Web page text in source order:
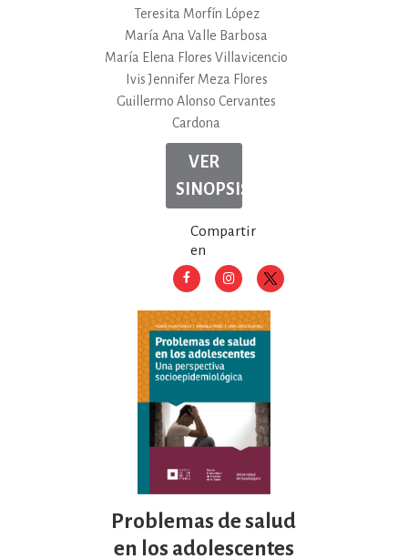
Teresita Morfín López
María Ana Valle Barbosa
María Elena Flores Villavicencio
Ivis Jennifer Meza Flores
Guillermo Alonso Cervantes
Cardona
VER
SINOPSIS
Compartir
en
Problemas de salud
en los adolescentes